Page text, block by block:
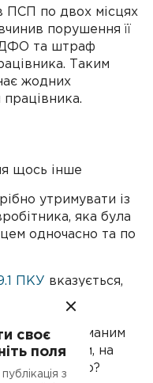
ПСП по двох місцях
порушення її
та штраф
Таким
жодних
щось інше
утримувати із
яка була
одночасно та по
ПКУ вказується,
зменшення
був отриманим
зарплати, на
приходимо?
своє
поля
з